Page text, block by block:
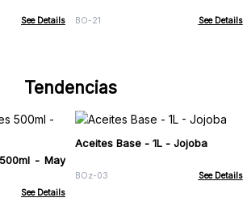
See Details BO-21 See Details
Tendencias
- May
See Details
Aceites Base - 1L - Jojoba
BOz-03 See Details